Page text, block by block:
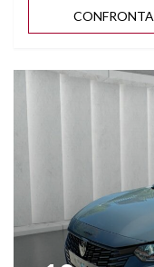
CONFRONTA
Vedi dettagli